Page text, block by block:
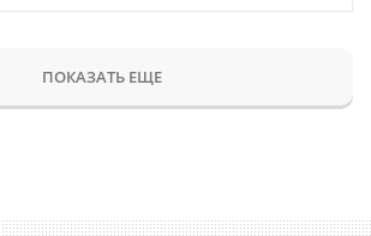
ПОКАЗАТЬ ЕЩЕ